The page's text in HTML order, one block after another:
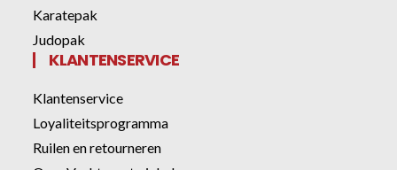
Karatepak
Judopak
KLANTENSERVICE
Klantenservice
Loyaliteitsprogramma
Ruilen en retourneren